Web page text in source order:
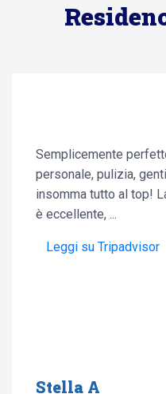
Semplicemente
personale, pulizia,
insomma tutto al top!
è eccellente, ...
Leggi su Tripadvisor
Stella A